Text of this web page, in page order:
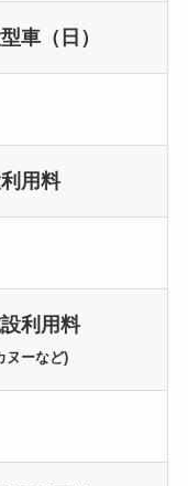
車（日）
用料
利用料
ヌーなど)